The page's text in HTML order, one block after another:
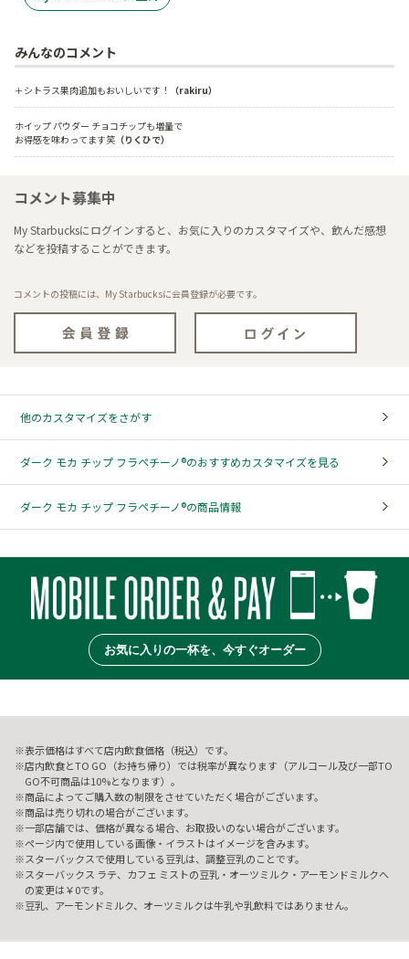
みんなのコメント
＋シトラス果肉追加もおいしいです！ （rakiru）
ホイップ パウダー チョコチップも増量で
お得感を味わってます笑 （りくひで）
コメント募集中
My Starbucksにログインすると、お気に入りのカスタマイズや、飲んだ感想
などを投稿することができます。
コメントの投稿には、My Starbucksに会員登録が必要です。
他のカスタマイズをさがす
ダーク モカ チップ フラペチーノ®のおすすめカスタマイズを見る
ダーク モカ チップ フラペチーノ®の商品情報
お気に入りの一杯を、今すぐオーダー
表示価格はすべて店内飲食価格（税込）です。
店内飲食とTO GO（お持ち帰り）では税率が異なります（アルコール及び一部TO
GO不可商品は10%となります）。
商品によってご購入数の制限をさせていただく場合がございます。
商品は売り切れの場合がございます。
一部店舗では、価格が異なる場合、お取扱いのない場合がございます。
ページ内で使用している画像・イラストはイメージを含みます。
スターバックスで使用している豆乳は、調整豆乳のことです。
スターバックス ラテ、カフェ ミストの豆乳・オーツミルク・アーモンドミルクへ
の変更は￥0です。
豆乳、アーモンドミルク、オーツミルクは牛乳や乳飲料ではありません。